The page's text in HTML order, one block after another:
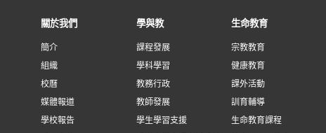
關於我們
簡介
組織
校曆
媒體報道
學校報告
學與教
課程發展
學科學習
教務行政
教師發展
學生學習支援
生命教育
宗教教育
健康教育
課外活動
訓育輔導
生命教育課程